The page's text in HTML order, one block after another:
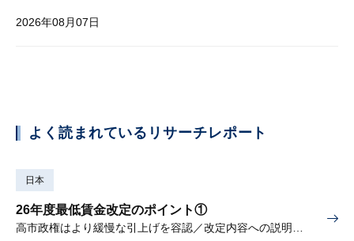
2026年08月07日
よく読まれているリサーチレポート
日本
26年度最低賃金改定のポイント①
高市政権はより緩慢な引上げを容認／改定内容への説明責任が焦点